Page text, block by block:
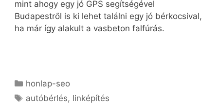
mint ahogy egy jó GPS segítségével
Budapestről is ki lehet találni egy jó bérkocsival,
ha már így alakult a vasbeton falfúrás.
Kategória
honlap-seo
Címkék
autóbérlés, linképítés